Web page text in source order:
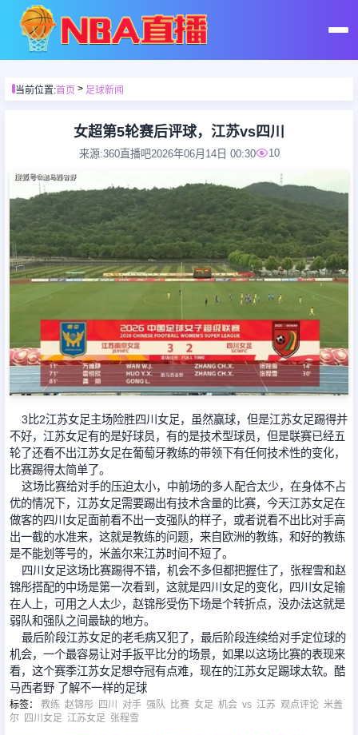
首页
篮球直播
足球录像
篮球录像
篮球集锦
篮球新闻
当前位置:首页> 足球新闻
女超第5轮赛后评球，江苏vs四川
来源:360直播吧2026年06月14日 00:30 10
3比2江苏女足主场险胜四川女足，虽然赢球，但是江苏女足踢得并
不好，江苏女足有的是好球员，有的是技术型球员，但是联赛已经五
轮了还看不出江苏女足在葡萄牙教练的带领下有任何技术性的变化，
比赛踢得太简单了。
这场比赛给对手的压迫太小，中前场的多人配合太少，在身体不占
优的情况下，江苏女足需要踢出有技术含量的比赛，今天江苏女足在
做客的四川女足面前看不出一支强队的样子，或者说看不出比对手高
出一截的水准来，这就是教练的问题，来自欧洲的教练，和好的教练
是不能划等号的，米盖尔来江苏时间不短了。
四川女足这场比赛踢得不错，机会不多但都把握住了，张程雪和赵
锦彤搭配的中场是第一次看到，这就是四川女足的变化，四川女足输
在人上，可用之人太少，赵锦彤受伤下场是个转折点，没办法这就是
弱队和强队之间最缺的地方。
最后阶段江苏女足的老毛病又犯了，最后阶段连续给对手定位球的
机会，一个最容易让对手扳平比分的场景，如果以这场比赛的表现来
看，这个赛季江苏女足想夺冠有点难，现在的江苏女足踢球太软。酷
马西者野 了解不一样的足球
标签： 教练 赵锦彤 四川 对手 强队 比赛 女足 机会 vs 江苏 观点评论 米盖
尔
四川女足 江苏女足 张程雪